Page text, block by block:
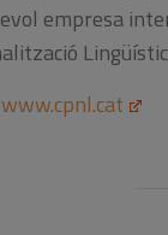
empresa
www.cpnl.cat